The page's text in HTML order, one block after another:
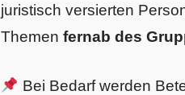
juristisch versierten
Themen fernab des
Bei Bedarf werden